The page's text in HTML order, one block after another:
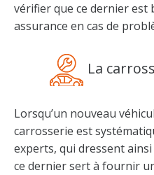
vérifier que ce dernier est
assurance en cas de
La
Lorsqu’un nouveau
carrosserie est
experts, qui dressent
ce dernier sert à fournir